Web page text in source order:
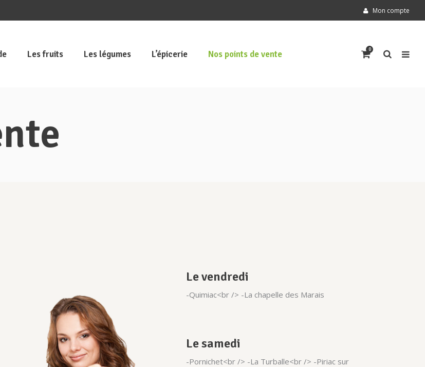
Mon compte
Les fruits Les légumes L’épicerie Nos points de vente 0
Le vendredi
-Quimiac<br /> -La chapelle des Marais
Le samedi
-Pornichet<br /> -La Turballe<br /> -Piriac sur